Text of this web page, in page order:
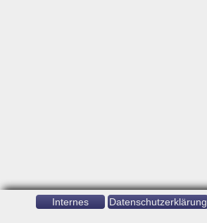
Internes Datenschutzerklärung